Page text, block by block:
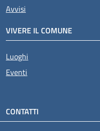
Avvisi
VIVERE IL COMUNE
Luoghi
Eventi
CONTATTI